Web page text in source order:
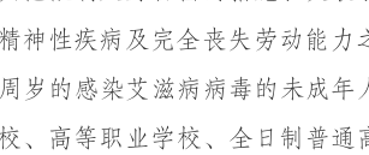
神性疾病及完全丧失劳动能力
周岁的感染艾滋病病毒的未成年
、高等职业学校、全日制普